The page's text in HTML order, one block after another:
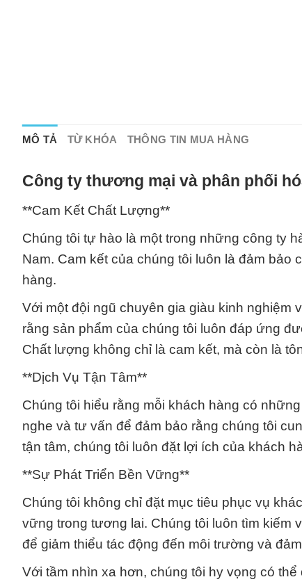
MÔ TẢ TỪ KHÓA THÔNG TIN MUA HÀNG
Công ty thương mại và phân phối
**Cam Kết Chất Lượng**
Chúng tôi tự hào là một trong những công ty
Nam. Cam kết của chúng tôi luôn là đảm
hàng.
Với một đội ngũ chuyên gia giàu kinh nghiệm
rằng sản phẩm của chúng tôi luôn đáp ứng
Chất lượng không chỉ là cam kết, mà còn là
**Dịch Vụ Tận Tâm**
Chúng tôi hiểu rằng mỗi khách hàng có
nghe và tư vấn để đảm bảo rằng chúng tôi
tận tâm, chúng tôi luôn đặt lợi ích của khách
**Sự Phát Triển Bền Vững**
Chúng tôi không chỉ đặt mục tiêu phục vụ
vững trong tương lai. Chúng tôi luôn tìm kiếm
để giảm thiểu tác động đến môi trường và
Với tầm nhìn xa hơn, chúng tôi hy vọng có